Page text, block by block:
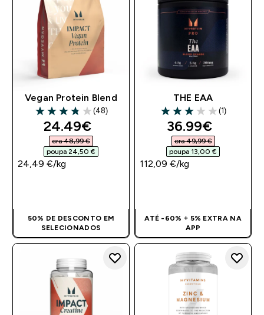
Vegan Protein Blend
3.83 out of 5 stars
(48)
discounted price
24.49€‎
era 48,99 €‎
poupa 24,50 €‎
24,49 €‎/kg
50% DE DESCONTO EM
SELECIONADOS
THE EAA
3 out of 5 stars
(1)
discounted
36.99€‎
era 49,99 €‎
poupa 13,00 €‎
112,09 €‎/kg
ATÉ -60% + 5% EXTRA NA
APP